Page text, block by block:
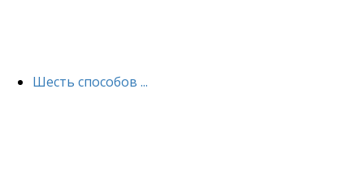
Шесть способов ...